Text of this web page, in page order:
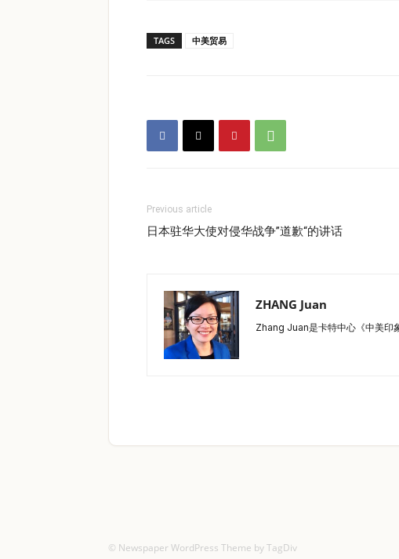
TAGS 中美贸易
Previous article
日本驻华大使对侵华战争”道歉“的讲话
ZHANG Juan
Zhang Juan是卡特中心《中美
© Newspaper WordPress Theme by TagDiv